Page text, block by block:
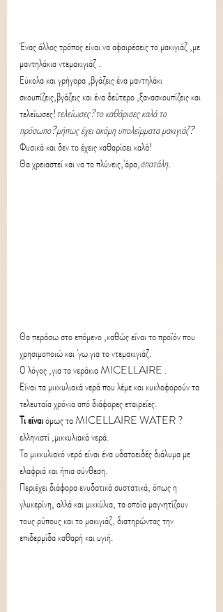
Ένας άλλος τρόπος είναι να αφαιρέσεις το μακιγιάζ ,με
μαντηλάκια ντεμακιγιάζ .
Εύκολα και γρήγορα ,βγάζεις ένα μαντηλάκι
σκουπίζεις,βγάζεις και ένα δεύτερο ,ξανασκουπίζεις και
τελείωσες!τελείωσες?το καθάρισες καλά το
πρόσωπο?μήπως έχει ακόμη υπολείμματα μακιγιάζ?
Φυσικά και δεν το έχεις καθαρίσει καλά!
Θα χρειαστεί και να το πλύνεις,'άρα,σπατάλη.
Θα περάσω στο επόμενο ,καθώς είναι το προϊόν που
χρησιμοποιώ και 'γω για το ντεμακιγιάζ.
Ο λόγος ,για τα νεράκια MICELLAIRE .
Είναι τα μικκυλιακά νερά που λέμε και κυκλοφορούν τα
τελευταία χρόνια από διάφορες εταιρείες.
Τι είναι όμως τα MICELLAIRE WATER ?
ελληνιστί ,μικκυλιακά νερά.
Το μικκυλιακό νερό είναι ένα υδατοειδές διάλυμα με
ελαφριά και ήπια σύνθεση.
Περιέχει διάφορα ενυδατικά συστατικά, όπως η
γλυκερίνη, αλλά και μικκύλια, τα οποία μαγνητίζουν
τους ρύπους και το μακιγιάζ, διατηρώντας την
επιδερμίδα καθαρή και υγιή.